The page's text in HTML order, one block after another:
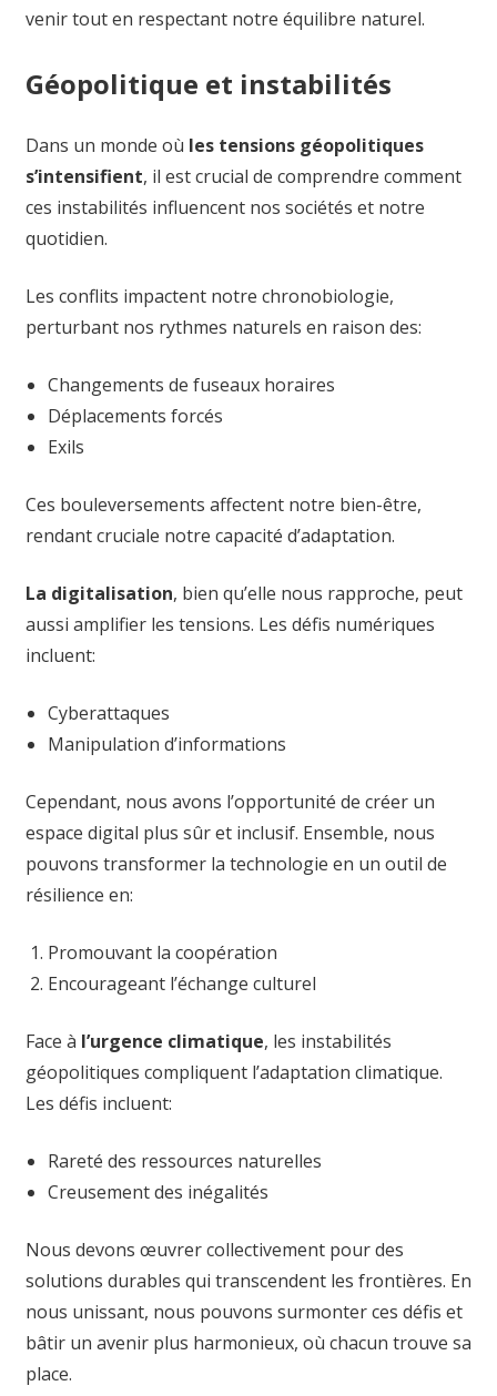
venir tout en respectant notre équilibre naturel.
Géopolitique et instabilités
Dans un monde où les tensions géopolitiques
s’intensifient, il est crucial de comprendre comment
ces instabilités influencent nos sociétés et notre
quotidien.
Les conflits impactent notre chronobiologie,
perturbant nos rythmes naturels en raison des:
Changements de fuseaux horaires
Déplacements forcés
Exils
Ces bouleversements affectent notre bien-être,
rendant cruciale notre capacité d’adaptation.
La digitalisation, bien qu’elle nous rapproche, peut
aussi amplifier les tensions. Les défis numériques
incluent:
Cyberattaques
Manipulation d’informations
Cependant, nous avons l’opportunité de créer un
espace digital plus sûr et inclusif. Ensemble, nous
pouvons transformer la technologie en un outil de
résilience en:
Promouvant la coopération
Encourageant l’échange culturel
Face à l’urgence climatique, les instabilités
géopolitiques compliquent l’adaptation climatique.
Les défis incluent:
Rareté des ressources naturelles
Creusement des inégalités
Nous devons œuvrer collectivement pour des
solutions durables qui transcendent les frontières. En
nous unissant, nous pouvons surmonter ces défis et
bâtir un avenir plus harmonieux, où chacun trouve sa
place.